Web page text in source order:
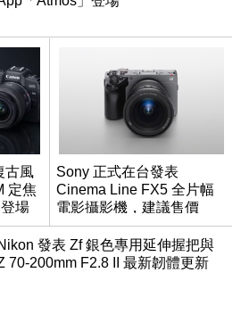
古風
定焦
場
Sony 正式在台發表
Cinema Line FX5 全片幅
電影攝影機，建議售價
NT$144,980
發表 Zf 銀色專用延伸握把與
70-200mm F2.8 II 最新韌體更新